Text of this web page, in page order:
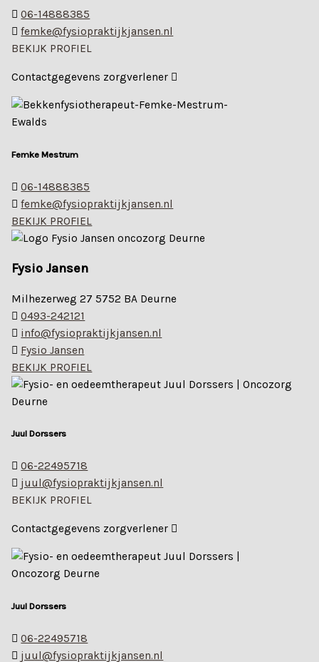
06-14888385
femke@fysiopraktijkjansen.nl
BEKIJK PROFIEL
Contactgegevens zorgverlener
Femke Mestrum
06-14888385
femke@fysiopraktijkjansen.nl
BEKIJK PROFIEL
Fysio Jansen
Milhezerweg 27 5752 BA Deurne
0493-242121
info@fysiopraktijkjansen.nl
Fysio Jansen
BEKIJK PROFIEL
Juul Dorssers
06-22495718
juul@fysiopraktijkjansen.nl
BEKIJK PROFIEL
Contactgegevens zorgverlener
Juul Dorssers
06-22495718
juul@fysiopraktijkjansen.nl